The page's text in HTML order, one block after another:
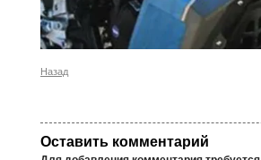
Назад
Оставить комментарий